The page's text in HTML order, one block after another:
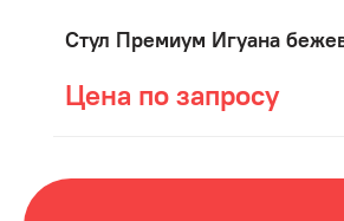
Стул Премиум Игуана
Цена по запросу